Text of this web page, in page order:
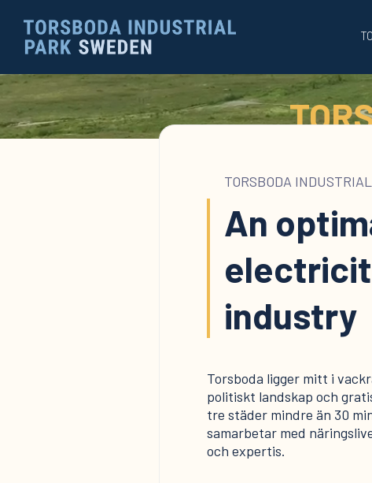
TORSBODA
An
industry
Torsboda ligger mitt i
politiskt landskap och
tre städer mindre än 30
samarbetar med
och expertis.